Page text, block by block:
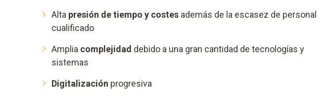
Alta presión de tiempo y costes además de la escasez de personal
cualificado
Amplia complejidad debido a una gran cantidad de tecnologías y
sistemas
Digitalización progresiva